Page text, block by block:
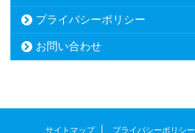
プライバシーポリシー
お問い合わせ
サイトマップ プライバシーポリシー